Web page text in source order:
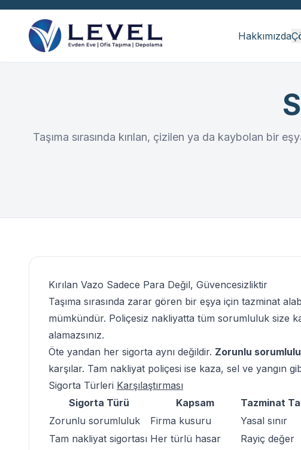
Hakkımızda
Taşıma sırasında kırılan, çizilen ya da kaybolan bir
Kırılan Vazo Sadece Para Değil, Güvencesizliktir
Taşıma sırasında zarar gören bir eşya için tazminat
mümkündür. Poliçesiz nakliyatta tüm sorumluluk size
alamazsınız.
Öte yandan her sigorta aynı değildir. Zorunlu
karşılar. Tam nakliyat poliçesi ise kaza, sel ve yangın
Sigorta Türleri Karşılaştırması
Sigorta Türü
Kapsam Tazminat
Zorunlu sorumluluk
Firma kusuru Yasal sınır
Tam nakliyat sigortası Her türlü hasar Rayiç değer